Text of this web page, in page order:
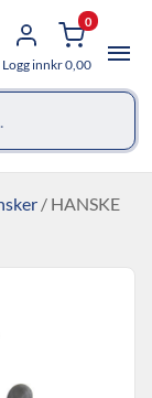
Logg inn
0
kr0,00
/ HANSKE